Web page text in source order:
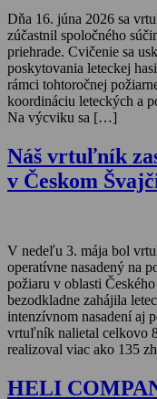
Dňa 16. júna 2026 sa
zúčastnil spoločného
priehrade. Cvičenie sa
poskytovania leteckej
rámci tohtoročnej
koordináciu leteckých a
Na výcviku sa […]
Náš vrtuľník
v Českom
V nedeľu 3. mája bol
operatívne nasadený na
požiaru v oblasti
bezodkladne zahájila
intenzívnom nasadení aj
vrtuľník nalietal celkovo
realizoval viac ako 135
HELI